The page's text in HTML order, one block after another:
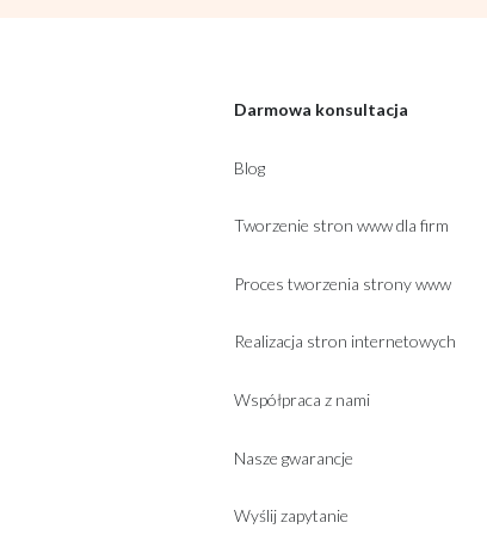
Darmowa konsultacja
Blog
Tworzenie stron www dla firm
Proces tworzenia strony www
Realizacja stron internetowych
Współpraca z nami
Nasze gwarancje
Wyślij zapytanie